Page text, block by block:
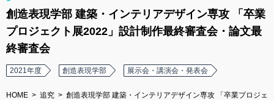
創造表現学部 建築・インテリアデザイン専攻 「卒業
プロジェクト展2022」設計制作最終審査会・論文最
終審査会
2021年度 創造表現学部 展示会・講演会・発表会
HOME 追究
創造表現学部 建築・インテリアデザイン専攻 「卒業プロジェ